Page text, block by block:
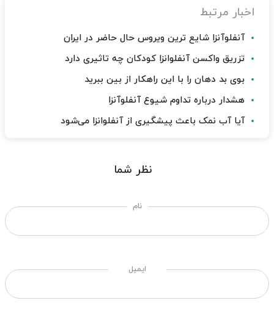
اخبار مرتبط
آنفلوآنزا شایع ترین ویروس حال حاضر در ایران
تزریق واکسن آنفلوانزا کودکان چه تاثیری دارد
بوی بد دهان را با این راهکار از بین ببرید
هشدار درباره تداوم شیوع آنفلوآنزا
آیا آب نمک باعث پیشگیری از آنفلوانزا می‌شود
نظر شما
نام
ایمیل